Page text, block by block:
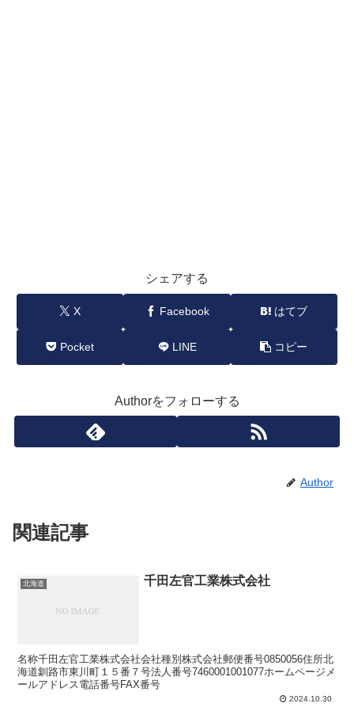
シェアする
X Facebook はてブ
Pocket LINE コピー
Authorをフォローする
Author
関連記事
北海道 千田左官工業株式会社
名称千田左官工業株式会社会社種別株式会社郵便番号0850056住所北
海道釧路市東川町１５番７号法人番号7460001001077ホームページメ
ールアドレス電話番号FAX番号
2024.10.30